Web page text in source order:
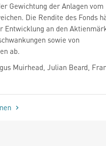
Gewichtung der Anlagen vom
Die Rendite des Fonds
Entwicklung an den
sowie von
ab.
Muirhead, Julian Beard,